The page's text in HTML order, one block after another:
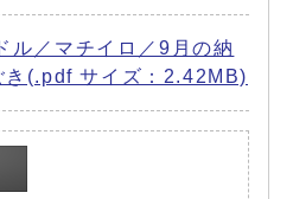
ル／マチイロ／9月の納
き(.pdf サイズ：2.42MB)